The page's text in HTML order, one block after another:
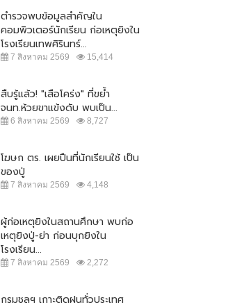
ตำรวจพบข้อมูลสำคัญใน
คอมพิวเตอร์นักเรียน ก่อเหตุยิงใน
โรงเรียนเทพศิรินทร์...
7 สิงหาคม 2569 15,414
สืบรู้แล้ว! "เสือโคร่ง" ที่ขย้ำ
จนท.ห้วยขาแข้งดับ พบเป็น...
6 สิงหาคม 2569 8,727
โฆษก ตร. เผยปืนที่นักเรียนใช้ เป็น
ของปู่
7 สิงหาคม 2569 4,148
ผู้ก่อเหตุยิงในสถานศึกษา พบก่อ
เหตุยิงปู่-ย่า ก่อนบุกยิงใน
โรงเรียน...
7 สิงหาคม 2569 2,272
กรมชลฯ เกาะติดฝนทั่วประเทศ